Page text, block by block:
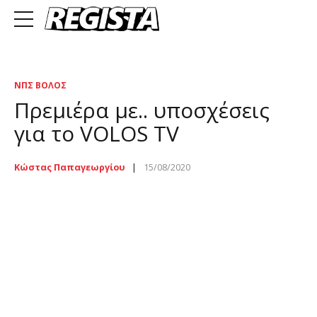
ΝΠΣ ΒΌΛΟΣ
Πρεμιέρα με.. υποσχέσεις
για το VOLOS TV
Κώστας Παπαγεωργίου 15/08/2020